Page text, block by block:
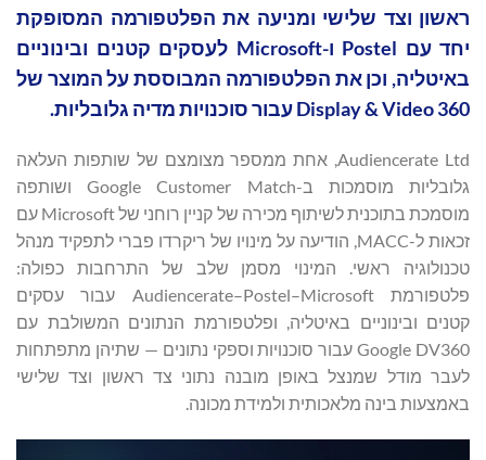
ראשון וצד שלישי ומניעה את הפלטפורמה המסופקת
יחד עם Postel ו-Microsoft לעסקים קטנים ובינוניים
באיטליה, וכן את הפלטפורמה המבוססת על המוצר של
Display & Video 360 עבור סוכנויות מדיה גלובליות.
Audiencerate Ltd, אחת ממספר מצומצם של שותפות העלאה
גלובליות מוסמכות ב-Google Customer Match ושותפה
מוסמכת בתוכנית לשיתוף מכירה של קניין רוחני של Microsoft עם
זכאות ל-MACC, הודיעה על מינויו של ריקרדו פברי לתפקיד מנהל
טכנולוגיה ראשי. המינוי מסמן שלב של התרחבות כפולה:
פלטפורמת Audiencerate–Postel–Microsoft עבור עסקים
קטנים ובינוניים באיטליה, ופלטפורמת הנתונים המשולבת עם
Google DV360 עבור סוכנויות וספקי נתונים — שתיהן מתפתחות
לעבר מודל שמנצל באופן מובנה נתוני צד ראשון וצד שלישי
באמצעות בינה מלאכותית ולמידת מכונה.